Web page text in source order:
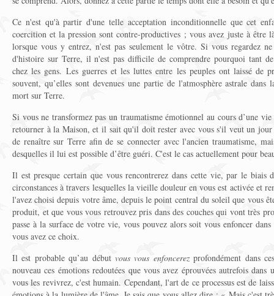
Ce n'est qu'à partir d'une telle acceptation inconditionnelle que cet
coercition et la pression sont contre-productives ; vous avez juste à être
lorsque vous y entrez, n'est pas seulement le vôtre. Si vous regardez
d'histoire sur Terre, il n'est pas difficile de comprendre pourquoi tant de
chez les gens. Les guerres et les luttes entre les peuples ont laissé de
souvent, qu’elles sont devenues une partie de l'atmosphère astrale dans
mort sur Terre.
Si vous ne transformez pas un traumatisme émotionnel au cours d’une
retourner à la Maison, et il sait qu'il doit rester avec vous s'il veut un
de renaître sur Terre afin de se connecter avec l'ancien traumatisme,
desquelles il lui est possible d’être guéri. C'est le cas actuellement pour
Il est presque certain que vous rencontrerez dans cette vie, par le biais
circonstances à travers lesquelles la vieille douleur en vous est activée et
l'avez choisi depuis votre âme, depuis le point central du soleil que vous
produit, et que vous vous retrouvez pris dans des couches qui vont très
passe à la surface de votre vie, vous pouvez alors soit vous enfoncer
vous avez ce choix.
Il est probable qu’au début vous vous enfoncerezprofondément dans
nouveau ces émotions redoutées que vous avez éprouvées autrefois
vous les revivrez, c'est humain. Cependant, l'art de ce processus est de